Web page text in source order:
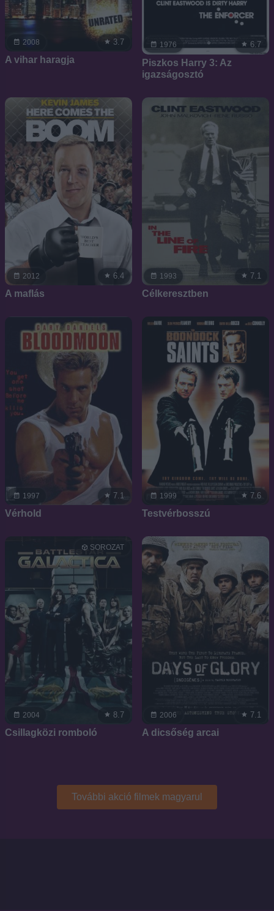
2008 3.7
A vihar haragja
1976 6.7
Piszkos Harry 3: Az
igazságosztó
2012 6.4
A maflás
1993 7.1
Célkeresztben
1997 7.1
Vérhold
1999 7.6
Testvérbosszú
2004
SOROZAT
8.7
Csillagközi romboló
2006 7.1
A dicsőség arcai
További akció filmek magyarul